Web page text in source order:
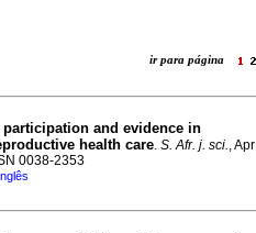
ir para página
participation and evidence in
health care. S. Afr. j. sci., Apr
0038-2353